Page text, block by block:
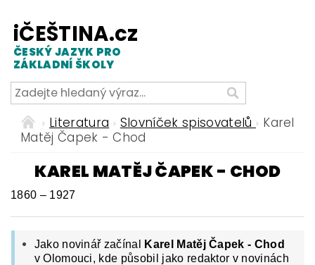
iČEŠTINA.cz
ČESKÝ JAZYK PRO
ZÁKLADNÍ ŠKOLY
Literatura Slovníček spisovatelů
Karel
Matěj Čapek - Chod
KAREL MATĚJ ČAPEK - CHOD
1860 – 1927
Jako novinář začínal
Karel Matěj Čapek - Chod
v Olomouci, kde působil jako redaktor v novinách